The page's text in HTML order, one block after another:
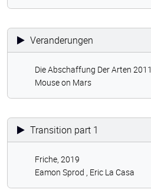
Veranderungen
Die Abschaffung Der Arten 2011
Mouse on Mars
Transition part 1
Friche, 2019
Eamon Sprod , Eric La Casa